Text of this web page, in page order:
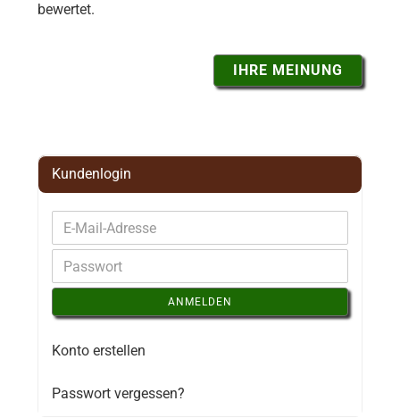
bewertet.
IHRE MEINUNG
Kundenlogin
ANMELDEN
Konto erstellen
Passwort vergessen?